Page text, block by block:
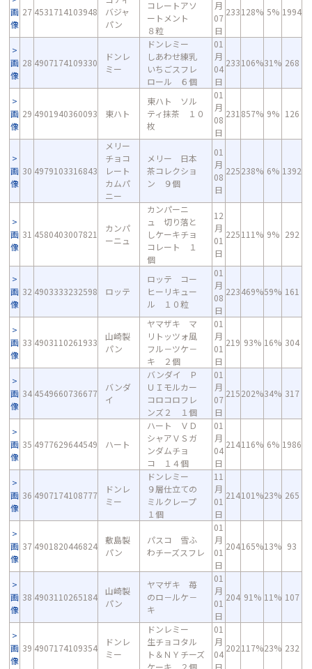
画
像
27 4531714103948
バジャ
パン
コレートアソ
ートメント
８粒
月
07
日
233128% 5% 1994
画
像
28 4907174109330
ドンレ
ミー
ドンレミー
しあわせ練乳
いちごスフレ
ロール ６個
01
月
04
日
233106%31% 268
画
像
29 4901940360093 東ハト
東ハト ソル
ティ抹茶 １０
枚
01
月
08
日
231 857% 9% 126
画
像
30 4979103316843
メリー
チョコ
レート
カムパ
ニー
メリー 日本
茶コレクショ
ン ９個
01
月
08
日
225238% 6% 1392
画
像
31 4580403007821
カンパ
ーニュ
カンパーニ
ュ 切り落と
しケーキチョ
コレート １
個
12
月
01
日
225111% 9% 292
画
像
32 4903333232598 ロッテ
ロッテ コー
ヒーリキュー
ル １０粒
01
月
08
日
223469%59% 161
画
像
33 4903110261933
山崎製
パン
ヤマザキ マ
リトッツォ風
フル－ツケ－
キ ２個
01
月
01
日
219 93% 16% 304
画
像
34 4549660736677
バンダ
イ
バンダイ Ｐ
ＵＩモルカー
コロコロフレ
ンズ２ １個
01
月
07
日
215202%34% 317
画
像
35 4977629644549 ハート
ハート ＶＤ
シャアＶＳガ
ンダムチョ
コ １４個
01
月
04
日
214116% 6% 1986
画
像
36 4907174108777
ドンレ
ミー
ドンレミー
９層仕立ての
ミルクレープ
１個
11
月
01
日
214101%23% 265
画
像
37 4901820446824
敷島製
パン
パスコ 雪ふ
わチーズスフレ
01
月
01
日
204165%13% 93
画
像
38 4903110265184
山崎製
パン
ヤマザキ 苺
のロ－ルケ－
キ
01
月
01
日
204 91% 11% 107
画
像
39 4907174109354
ドンレ
ミー
ドンレミー
生チョコタル
ト＆ＮＹチーズ
ケーキ ２個
01
月
04
日
202117%23% 232